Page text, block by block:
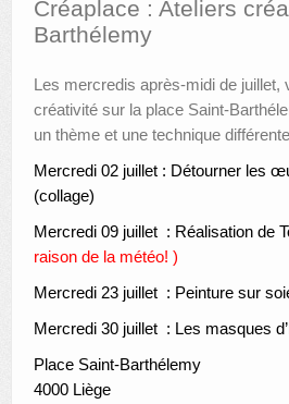
AUTRES LIEUX
ANIMATIONS DES MUSÉES
PUBLICATIONS
LES APPELS À PROJETS
Créaplace : Ateliers
Barthélemy
Les mercredis après-midi de juillet,
créativité sur la place Saint-
un thème et une technique
Mercredi 02 juillet : Détourner les
(collage)
Mercredi 09 juillet : Réalisation de
raison de la météo! )
Mercredi 23 juillet : Peinture sur
Mercredi 30 juillet : Les masques
Place Saint-Barthélemy
4000 Liège